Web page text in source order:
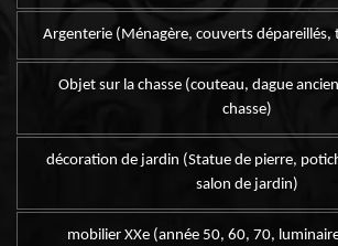
Argenterie (Ménagère, couverts dépareillés,
Objet sur la chasse (couteau, dague
chasse)
décoration de jardin (Statue de pierre,
salon de jardin)
mobilier XXe (année 50, 60, 70,